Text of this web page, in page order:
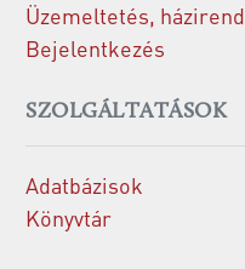
Üzemeltetés, házirend
Bejelentkezés
SZOLGÁLTATÁSOK
Adatbázisok
Könyvtár